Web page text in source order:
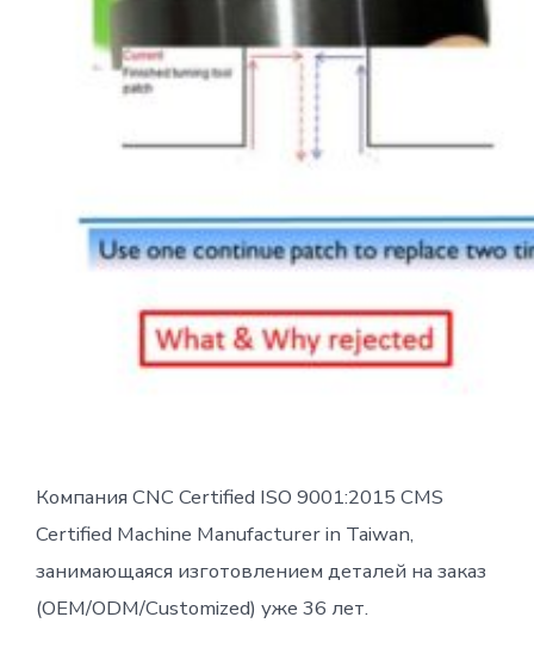
Компания CNC Certified ISO 9001:2015 CMS
Certified Machine Manufacturer in Taiwan,
занимающаяся изготовлением деталей на заказ
(OEM/ODM/Customized) уже 36 лет.